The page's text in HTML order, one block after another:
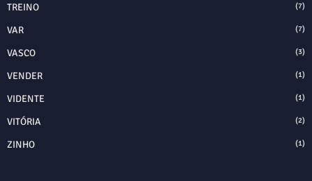
TREINO (7)
VAR (7)
VASCO (3)
VENDER (1)
VIDENTE (1)
VITÓRIA (2)
ZINHO (1)